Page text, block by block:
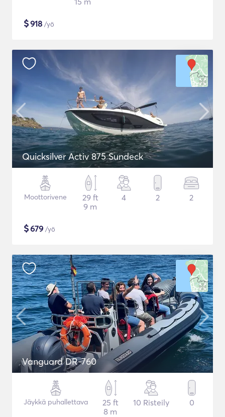
$918 /yö
Quicksilver Activ 875 Sundeck
Moottorivene
29 ft
9 m
4 2 2
$679 /yö
Vanguard DR-760
Jäykkä puhallettava
25 ft
8 m
10 Risteily 0